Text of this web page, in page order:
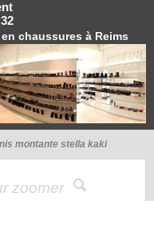
chaussures à Reims
montante stella kaki
zoomer